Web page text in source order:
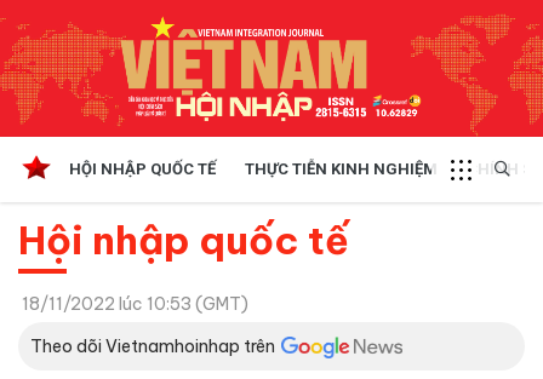
HỘI NHẬP QUỐC TẾ THỰC TIỄN KINH NGHIỆM CHÍNH
Hội nhập quốc tế
18/11/2022 lúc 10:53 (GMT)
Theo dõi Vietnamhoinhap trên